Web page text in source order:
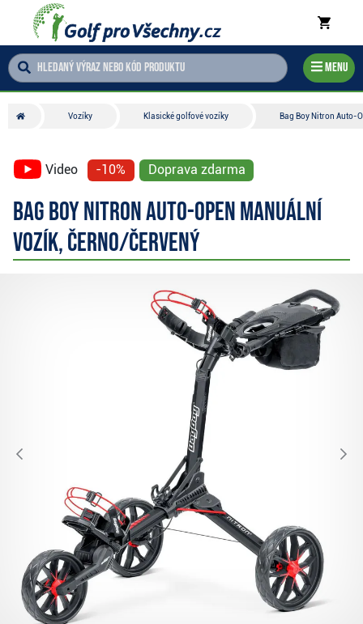
Menu
Vozíky Klasické golfové vozíky Bag Boy Nitron Auto-
Video -10% Doprava zdarma
Bag Boy Nitron Auto-Open manuální
vozík, černo/červený